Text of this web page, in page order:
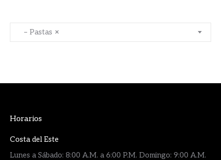
×
– Pastas
Horarios
Costa del Este
Lunes a Sábado: 8:00 A.M. a 6:00 P.M. Domingo: 9:00 A.M.